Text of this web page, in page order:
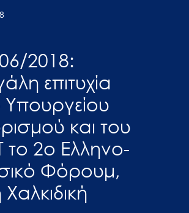
2018:
επιτυχία
Υπουργείου
και του
το 2ο Ελληνο-
Φόρουμ,